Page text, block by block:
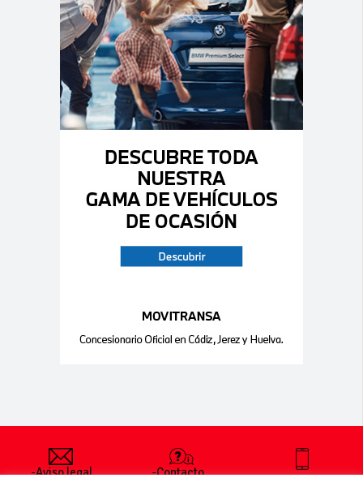
-Aviso legal
-Contacto
+34 627 35